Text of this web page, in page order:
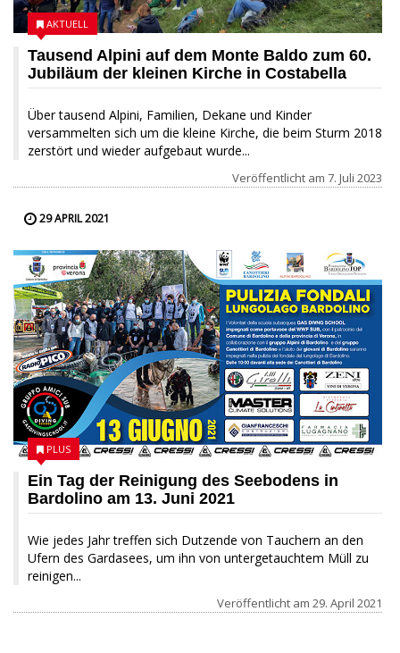
Tausend Alpini auf dem Monte Baldo zum 60.
Jubiläum der kleinen Kirche in Costabella
Über tausend Alpini, Familien, Dekane und Kinder
versammelten sich um die kleine Kirche, die beim Sturm 2018
zerstört und wieder aufgebaut wurde...
AKTUELL
Veröffentlicht am 7. Juli 2023
29 APRIL 2021
Ein Tag der Reinigung des Seebodens in
Bardolino am 13. Juni 2021
Wie jedes Jahr treffen sich Dutzende von Tauchern an den
Ufern des Gardasees, um ihn von untergetauchtem Müll zu
reinigen...
PLUS
Veröffentlicht am 29. April 2021